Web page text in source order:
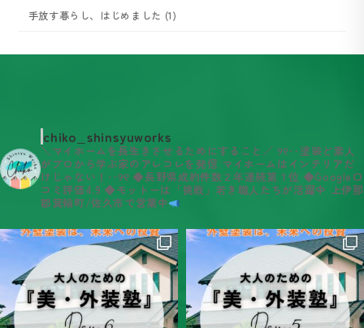
手放す暮らし、はじめました (1)
chiko_shinsyuworks
＼マイホームを長生きさせるためにすること／ ୨୧‥塗装ど素人
がプロから学ぶ家のアレコレを発信 マイホームはインテリアだ
けじゃない！‥୨୧ ◆長野県成約件数２年連続第１位 ◆Google口
コミ評価4.9 ◆モットーは「挑戦」若き職人たちが活躍中 上伊那
郡箕輪町/佐久市で営業中